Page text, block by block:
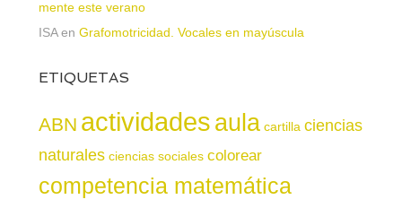
mente este verano
ISAen Grafomotricidad. Vocales en mayúscula
ETIQUETAS
ABN actividadesaula cartilla ciencias
naturales ciencias sociales colorear
competencia matemática